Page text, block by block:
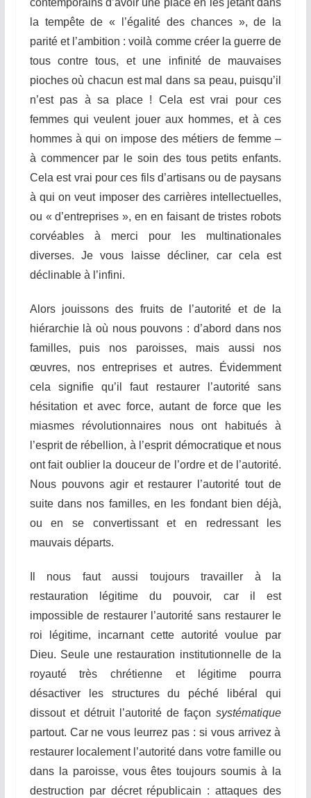
contemporains d’avoir une place en les jetant dans
la tempête de « l’égalité des chances », de la
parité et l’ambition : voilà comme créer la guerre de
tous contre tous, et une infinité de mauvaises
pioches où chacun est mal dans sa peau, puisqu’il
n’est pas à sa place ! Cela est vrai pour ces
femmes qui veulent jouer aux hommes, et à ces
hommes à qui on impose des métiers de femme –
à commencer par le soin des tous petits enfants.
Cela est vrai pour ces fils d’artisans ou de paysans
à qui on veut imposer des carrières intellectuelles,
ou « d’entreprises », en en faisant de tristes robots
corvéables à merci pour les multinationales
diverses. Je vous laisse décliner, car cela est
déclinable à l’infini.
Alors jouissons des fruits de l’autorité et de la
hiérarchie là où nous pouvons : d’abord dans nos
familles, puis nos paroisses, mais aussi nos
œuvres, nos entreprises et autres. Évidemment
cela signifie qu’il faut restaurer l’autorité sans
hésitation et avec force, autant de force que les
miasmes révolutionnaires nous ont habitués à
l’esprit de rébellion, à l’esprit démocratique et nous
ont fait oublier la douceur de l’ordre et de l’autorité.
Nous pouvons agir et restaurer l’autorité tout de
suite dans nos familles, en les fondant bien déjà,
ou en se convertissant et en redressant les
mauvais départs.
Il nous faut aussi toujours travailler à la
restauration légitime du pouvoir, car il est
impossible de restaurer l’autorité sans restaurer le
roi légitime, incarnant cette autorité voulue par
Dieu. Seule une restauration institutionnelle de la
royauté très chrétienne et légitime pourra
désactiver les structures du péché libéral qui
dissout et détruit l’autorité de façonsystématique
partout. Car ne vous leurrez pas : si vous arrivez à
restaurer localement l’autorité dans votre famille ou
dans la paroisse, vous êtes toujours soumis à la
destruction par décret républicain : attaques des